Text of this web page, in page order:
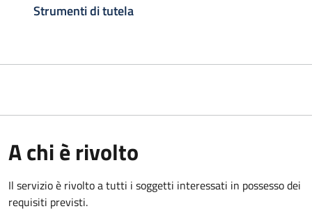
Strumenti di tutela
A chi è rivolto
Il servizio è rivolto a tutti i soggetti interessati in possesso dei
requisiti previsti.